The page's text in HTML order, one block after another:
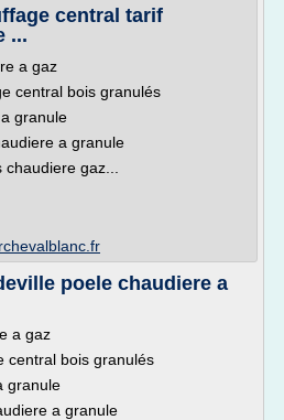
central tarif
...
a gaz
central bois granulés
granule
a granule
gaz...
poele chaudiere a
a gaz
central bois granulés
granule
a granule